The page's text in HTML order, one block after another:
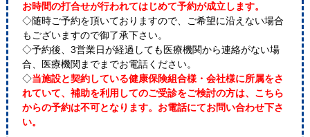
お時間の打合せが行われてはじめて予約が成立します。
◇随時ご予約を頂いておりますので、ご希望に沿えない場合
もございますので御了承下さい。
◇予約後、3営業日が経過しても医療機関から連絡がない場
合、医療機関までまでお電話ください。
◇当施設と契約している健康保険組合様・会社様に所属をさ
れていて、補助を利用してのご受診をご検討の方は、こちら
からの予約は不可となります。お電話にてお問い合わせ下さ
い。